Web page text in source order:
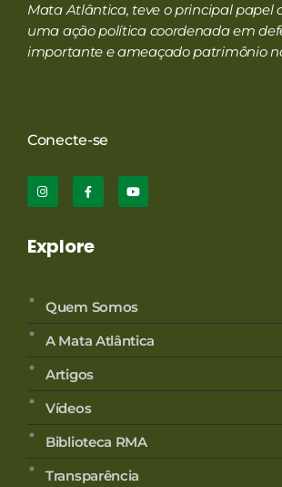
Mata Atlântica, teve o principal papel
uma ação política coordenada em
importante e ameaçado patrimônio
Conecte-se
Explore
Quem Somos
A Mata Atlântica
Artigos
Vídeos
Biblioteca RMA
Transparência